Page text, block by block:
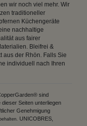
wir noch viel mehr. Wir
traditioneller
Küchengeräte
nachhaltige
aus fairer
Bleifrei &
aus der Rhön. Falls Sie
individuell nach Ihren
sind
Seiten unterliegen
Genehmigung
UNICOBRES,